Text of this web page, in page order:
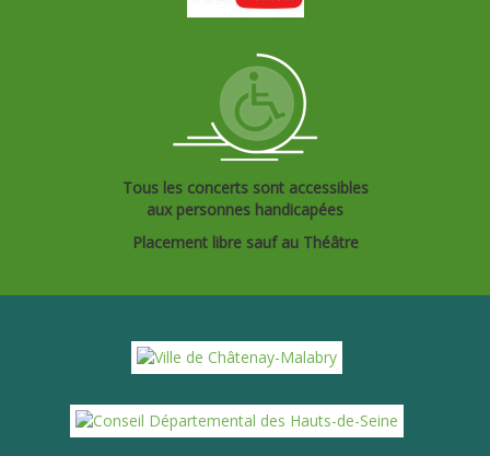
Tous les concerts sont accessibles
aux personnes handicapées
Placement libre sauf au Théâtre